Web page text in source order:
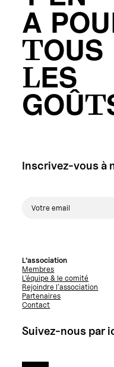
A
TOUS
LES
Inscrivez-vous à
L’association
Membres
L’équipe & le comité
Rejoindre l’association
Partenaires
Contact
Suivez-nous par